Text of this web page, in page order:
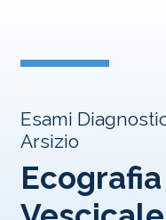
Esami
Arsizio